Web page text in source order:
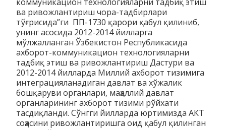
ва ривожлантириш чора-тадбирлари
тўғрисида”ги ПП-1730 қарори қабул қилиниб,
унинг асосида 2012-2014 йилларга
мўлжалланган Ўзбекистон Республикасида
ахборот-коммуникацион технологияларни
тадбиқ этиш ва ривожлантириш Дастури ва
2012-2014 йилларда Миллий ахборот тизимига
интеграцияланадиган давлат ва хўжалик
бошқаруви органлари, маҳаллий давлат
органларининг ахборот тизими рўйхати
тасдиқланди. Сўнгги йилларда юртимизда АКТ
соҳасини ривожлантиришга оид қабул қилинган